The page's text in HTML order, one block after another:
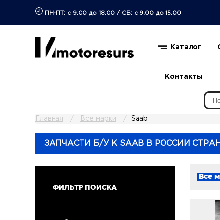
ПН-ПТ: с 9.00 до 18.00 / СБ: с 9.00 до 15.00
Каталог
Контакты
Главная Все марки Saab
ЗАПЧАСТИ Б/У К SAAB В РОССИИ
ФИЛЬТР ПОИСКА
Все